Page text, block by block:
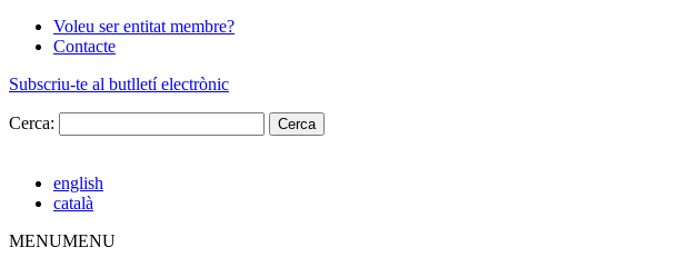
Voleu ser entitat membre?
Contacte
Subscriu-te al butlletí electrònic
Cerca:
english
català
MENUMENU